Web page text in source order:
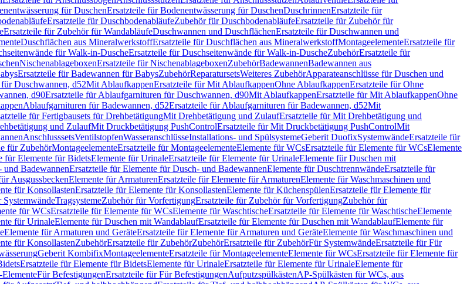
für DuschenErsatzteile für Bodenentwässerung für DuschenDuschrinnenErsatzteile für
Ersatzteile für DuschbodenabläufeZubehör für DuschbodenabläufeErsatzteile für Zubehör für
Ersatzteile für Zubehör für WandabläufeDuschwannen und DuschflächenErsatzteile für Duschwannen und
Duschflächen aus MineralwerkstoffErsatzteile für Duschflächen aus MineralwerkstoffMontageelementeErsatzteile für
für Walk-in-DuscheErsatzteile für Duschseitenwände für Walk-in-DuscheZubehörErsatzteile für
NischenablageboxenErsatzteile für NischenablageboxenZubehörBadewannenBadewannen aus
Ersatzteile für Badewannen für BabysZubehörReparatursetsWeiteres ZubehörApparateanschlüsse für Duschen und
Duschwannen, d52Mit AblaufkappenErsatzteile für Mit AblaufkappenOhne AblaufkappenErsatzteile für Ohne
d90Ersatzteile für Ablaufgarnituren für Duschwannen, d90Mit AblaufkappenErsatzteile für Mit AblaufkappenOhne
Ablaufgarnituren für Badewannen, d52Ersatzteile für Ablaufgarnituren für Badewannen, d52Mit
für Fertigbausets für DrehbetätigungMit Drehbetätigung und ZulaufErsatzteile für Mit Drehbetätigung und
und ZulaufMit Druckbetätigung PushControlErsatzteile für Mit Druckbetätigung PushControlMit
AnschlusssetsVentilstopfenWasseranschlüsseInstallations- und SpülsystemeGeberit DuofixSystemwändeErsatzteile für
für ZubehörMontageelementeErsatzteile für MontageelementeElemente für WCsErsatzteile für Elemente für WCsElemente
für Elemente für BidetsElemente für UrinaleErsatzteile für Elemente für UrinaleElemente für Duschen mit
und BadewannenErsatzteile für Elemente für Dusch- und BadewannenElemente für DuschtrennwändeErsatzteile für
AusgussbeckenElemente für ArmaturenErsatzteile für Elemente für ArmaturenElemente für Waschmaschinen und
für KonsollastenErsatzteile für Elemente für KonsollastenElemente für KüchenspülenErsatzteile für Elemente für
SystemwändeTragsystemeZubehör für VorfertigungErsatzteile für Zubehör für VorfertigungZubehör für
für WCsErsatzteile für Elemente für WCsElemente für WaschtischeErsatzteile für Elemente für WaschtischeElemente
für UrinaleElemente für Duschen mit WandablaufErsatzteile für Elemente für Duschen mit WandablaufElemente für
Elemente für Armaturen und GeräteErsatzteile für Elemente für Armaturen und GeräteElemente für Waschmaschinen und
für KonsollastenZubehörErsatzteile für ZubehörZubehörErsatzteile für ZubehörFür SystemwändeErsatzteile für Für
Geberit KombifixMontageelementeErsatzteile für MontageelementeElemente für WCsErsatzteile für Elemente für
Ersatzteile für Elemente für BidetsElemente für UrinaleErsatzteile für Elemente für UrinaleElemente für
Für BefestigungenErsatzteile für Für BefestigungenAufputzspülkästenAP-Spülkästen für WCs, aus